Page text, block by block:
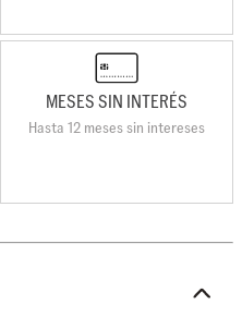
MESES SIN INTERÉS
Hasta 12 meses sin intereses